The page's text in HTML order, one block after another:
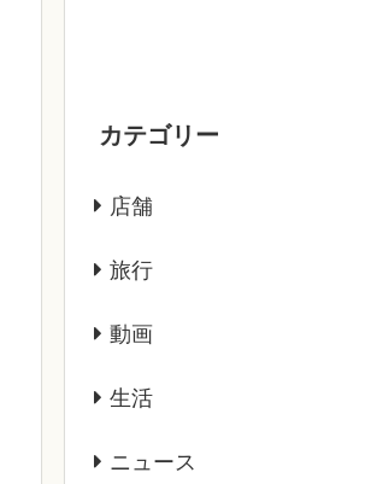
カテゴリー
店舗
旅行
動画
生活
ニュース